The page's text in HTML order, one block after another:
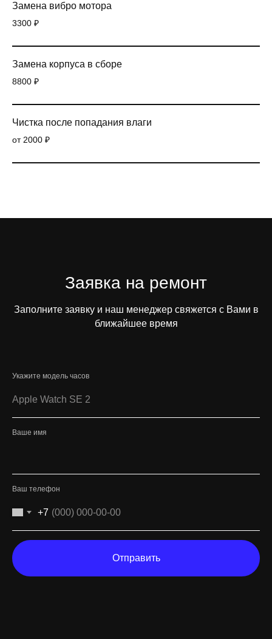
Замена вибро мотора
3300 ₽
Замена корпуса в сборе
8800 ₽
Чистка после попадания влаги
от 2000 ₽
Заявка на ремонт
Заполните заявку и наш менеджер свяжется с Вами в
ближайшее время
Укажите модель часов
Ваше имя
Ваш телефон
+7
Отправить